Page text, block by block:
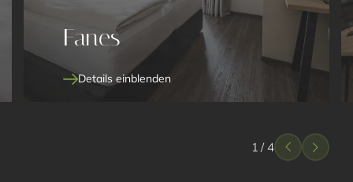
Fanes
Details einblenden
1 / 4